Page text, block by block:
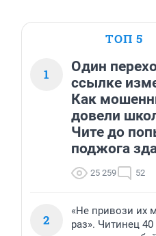
ТОП 5
1
Один
ссылке
Как
довели
Чите до
поджога
25 259 52
2
«Не привози их
раз». Читинец 40